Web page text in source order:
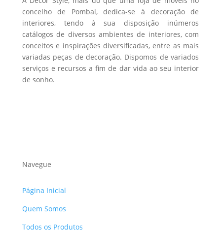
product
page
concelho de Pombal, dedica-se à decoração de
interiores, tendo à sua disposição inúmeros
catálogos de diversos ambientes de interiores, com
conceitos e inspirações diversificadas, entre as mais
variadas peças de decoração. Dispomos de variados
serviços e recursos a fim de dar vida ao seu interior
de sonho.
Navegue
Página Inicial
Quem Somos
Todos os Produtos